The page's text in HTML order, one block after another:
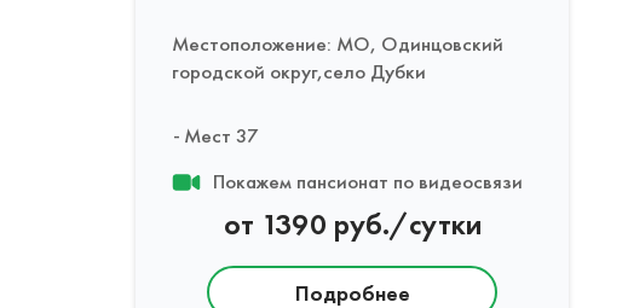
Местоположение: МО, Одинцовский
городской округ,село Дубки
Мест 37
Покажем пансионат по видеосвязи
от 1390 руб./сутки
Подробнее